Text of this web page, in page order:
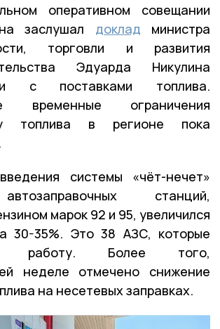
оперативном совещании
заслушал доклад министра
торговли и развития
Эдуарда Никулина
с поставками топлива.
временные ограничения
топлива в регионе пока
системы «чёт-нечет»
станций,
марок 92 и 95, увеличился
30-35%. Это 38 АЗС, которые
работу. Более того,
неделе отмечено снижение
на несетевых заправках.